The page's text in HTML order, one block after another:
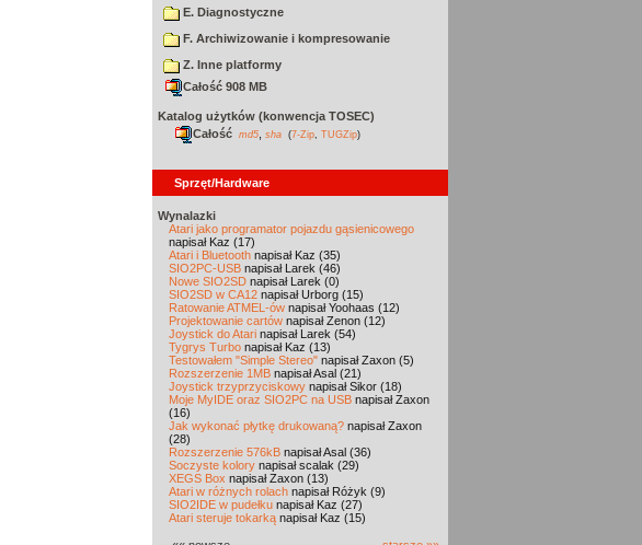
E. Diagnostyczne
F. Archiwizowanie i kompresowanie
Z. Inne platformy
Całość 908 MB
Katalog użytków (konwencja TOSEC)
Całość md5 sha (7-Zip TUGZip)
Sprzęt/Hardware
Wynalazki
Atari jako programator pojazdu gąsienicowego
napisał Kaz (17)
Atari i Bluetooth napisał Kaz (35)
SIO2PC-USB napisał Larek (46)
Nowe SIO2SD napisał Larek (0)
SIO2SD w CA12 napisał Urborg (15)
Ratowanie ATMEL-ów napisał Yoohaas (12)
Projektowanie cartów napisał Zenon (12)
Joystick do Atari napisał Larek (54)
Tygrys Turbo napisał Kaz (13)
Testowałem "Simple Stereo" napisał Zaxon (5)
Rozszerzenie 1MB napisał Asal (21)
Joystick trzyprzyciskowy napisał Sikor (18)
Moje MyIDE oraz SIO2PC na USB napisał Zaxon
(16)
Jak wykonać płytkę drukowaną? napisał Zaxon
(28)
Rozszerzenie 576kB napisał Asal (36)
Soczyste kolory napisał scalak (29)
XEGS Box napisał Zaxon (13)
Atari w różnych rolach napisał Różyk (9)
SIO2IDE w pudełku napisał Kaz (27)
Atari steruje tokarką napisał Kaz (15)